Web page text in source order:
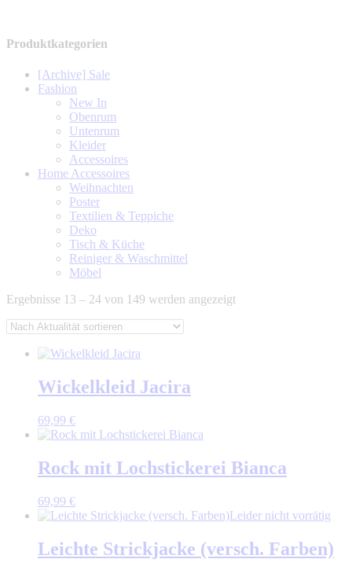
Produktkategorien
[Archive] Sale
Fashion
New In
Obenrum
Untenrum
Kleider
Accessoires
Home Accessoires
Weihnachten
Poster
Textilien & Teppiche
Deko
Tisch & Küche
Reiniger & Waschmittel
Möbel
Ergebnisse 13 – 24 von 149 werden angezeigtNach
Wickelkleid Jacira
69,99 €
Rock mit Lochstickerei Bianca
69,99 €
Leider nicht vorrätig
Leichte Strickjacke (versch. Farben)